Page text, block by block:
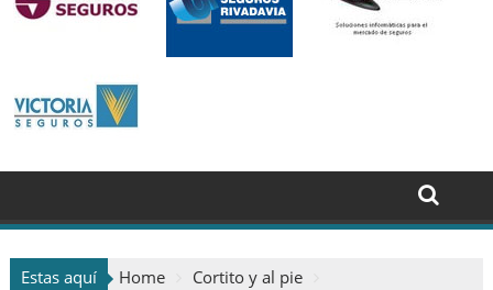
Estas aquí Home
Cortito y al pie